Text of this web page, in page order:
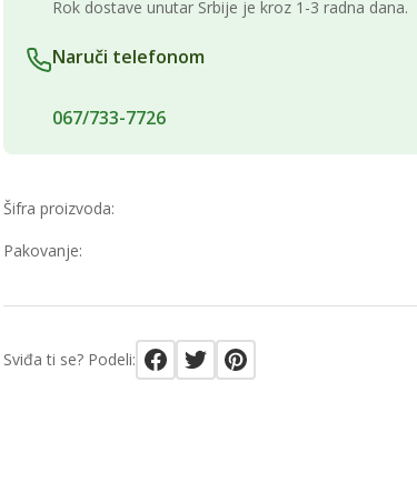
Rok dostave unutar Srbije je kroz 1-3 radna dana.
Naruči telefonom
067/733-7726
Šifra proizvoda:
Pakovanje:
Sviđa ti se? Podeli: